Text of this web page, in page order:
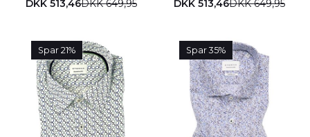
DKK 513,46DKK 649,95 DKK 513,46DKK 649,95
Spar 21% Spar 35%